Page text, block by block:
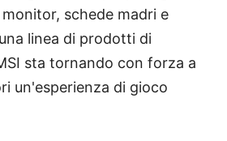
schede madri e
linea di prodotti di
sta tornando con forza a
un'esperienza di gioco